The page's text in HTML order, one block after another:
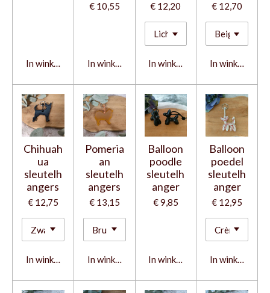
In winkelwagen
€ 10,55
In winkelwagen
€ 12,20
In winkelwagen
€ 12,70
In
Chihuah
ua
sleutelh
angers
€ 12,75
In winkelwagen
Pomeria
an
sleutelh
angers
€ 13,15
In winkelwagen
Balloon
poodle
sleutelh
anger
€ 9,85
In winkelwagen
Balloon
poedel
sleutelh
anger
€ 12,95
In